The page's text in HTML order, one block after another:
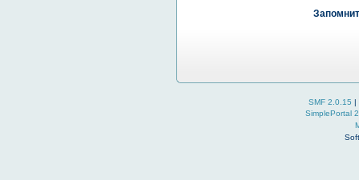
SMF 2.0.15 |
SimplePortal